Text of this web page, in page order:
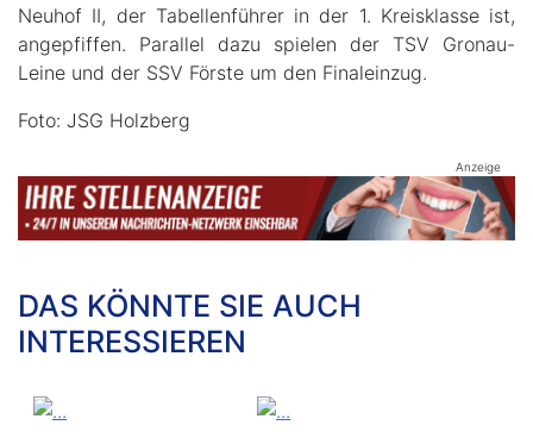
Neuhof II, der Tabellenführer in der 1. Kreisklasse ist,
angepfiffen. Parallel dazu spielen der TSV Gronau-
Leine und der SSV Förste um den Finaleinzug.
Foto: JSG Holzberg
Anzeige
DAS KÖNNTE SIE AUCH
INTERESSIEREN